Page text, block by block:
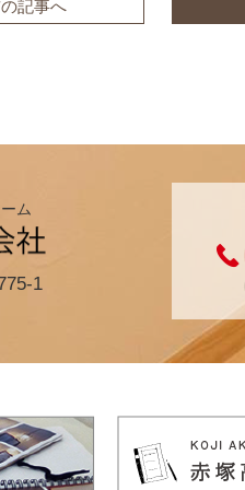
記事へ
ム
1